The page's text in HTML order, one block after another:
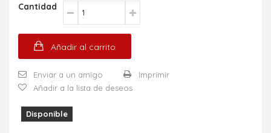
Cantidad
Añadir al carrito
Enviar a un amigo
Imprimir
Añadir a la lista de deseos
Disponible